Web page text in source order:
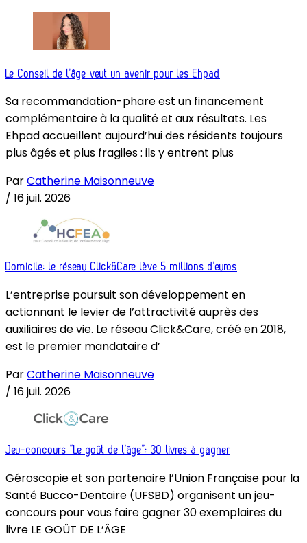
Le Conseil de l’âge veut un avenir pour les Ehpad
Sa recommandation-phare est un financement
complémentaire à la qualité et aux résultats. Les
Ehpad accueillent aujourd’hui des résidents toujours
plus âgés et plus fragiles : ils y entrent plus
ParCatherine Maisonneuve
/ 16 juil. 2026
Domicile: le réseau Click&Care lève 5 millions d’euros
L’entreprise poursuit son développement en
actionnant le levier de l’attractivité auprès des
auxiliaires de vie. Le réseau Click&Care, créé en 2018,
est le premier mandataire d’
ParCatherine Maisonneuve
/ 16 juil. 2026
Jeu-concours “Le goût de l’âge”: 30 livres à gagner
Géroscopie et son partenaire l’Union Française pour la
Santé Bucco-Dentaire (UFSBD) organisent un jeu-
concours pour vous faire gagner 30 exemplaires du
livre LE GOÛT DE L’ÂGE